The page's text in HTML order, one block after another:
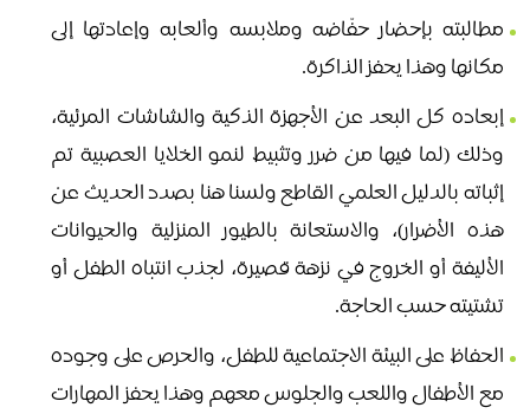
مطالبته بإحضار حفّاضه وملابسه وألعابه وإعادتها إلى
مكانها وهذا يحفز الذاكرة.
إبعاده كل البعد عن الأجهزة الذكية والشاشات المرئية،
وذلك (لما فيها من ضرر وتثبيط لنمو الخلايا العصبية تم
إثباته بالدليل العلمي القاطع ولسنا هنا بصدد الحديث عن
هذه الأضرار)، والاستعانة بالطيور المنزلية والحيوانات
الأليفة أو الخروج في نزهة قصيرة، لجذب انتباه الطفل أو
تشتيته حسب الحاجة.
الحفاظ على البيئة الاجتماعية للطفل، والحرص على وجوده
مع الأطفال واللعب والجلوس معهم وهذا يحفز المهارات